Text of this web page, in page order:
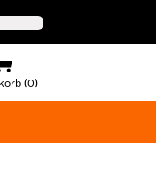
(0)